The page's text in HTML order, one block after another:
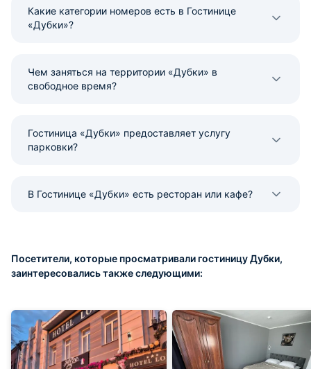
Какие категории номеров есть в Гостинице
«Дубки»?
Чем заняться на территории «Дубки» в
свободное время?
Гостиница «Дубки» предоставляет услугу
парковки?
В Гостинице «Дубки» есть ресторан или кафе?
Посетители, которые просматривали гостиницу Дубки,
заинтересовались также следующими: